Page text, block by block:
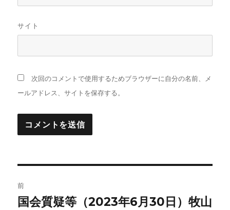
サイト
次回のコメントで使用するためブラウザーに自分の名前、メ
ールアドレス、サイトを保存する。
稿
前
前
国会質疑等（2023年6月30日）牧山